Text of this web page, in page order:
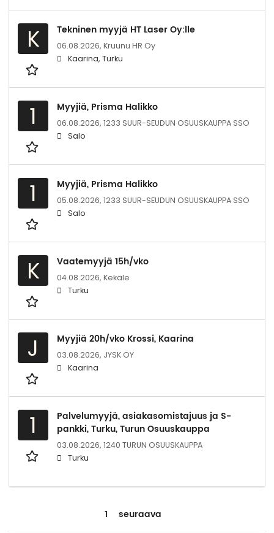
K Tekninen myyjä HT Laser Oy:lle
06.08.2026, Kruunu HR Oy
Kaarina, Turku
1 Myyjiä, Prisma Halikko
06.08.2026, 1233 SUUR-SEUDUN OSUUSKAUPPA SSO
Salo
1 Myyjiä, Prisma Halikko
05.08.2026, 1233 SUUR-SEUDUN OSUUSKAUPPA SSO
Salo
K Vaatemyyjä 15h/vko
04.08.2026, Kekäle
Turku
J Myyjiä 20h/vko Krossi, Kaarina
03.08.2026, JYSK OY
Kaarina
1
Palvelumyyjä, asiakasomistajuus ja S-
pankki, Turku, Turun Osuuskauppa
03.08.2026, 1240 TURUN OSUUSKAUPPA
Turku
1 seuraava